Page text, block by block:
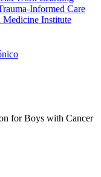
Informed Care
Medicine Institute
for Boys with Cancer